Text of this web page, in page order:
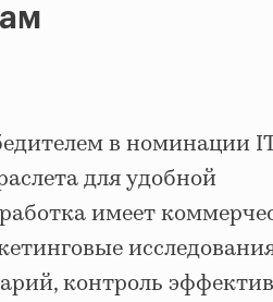
в номинации
для удобной
имеет
контроль